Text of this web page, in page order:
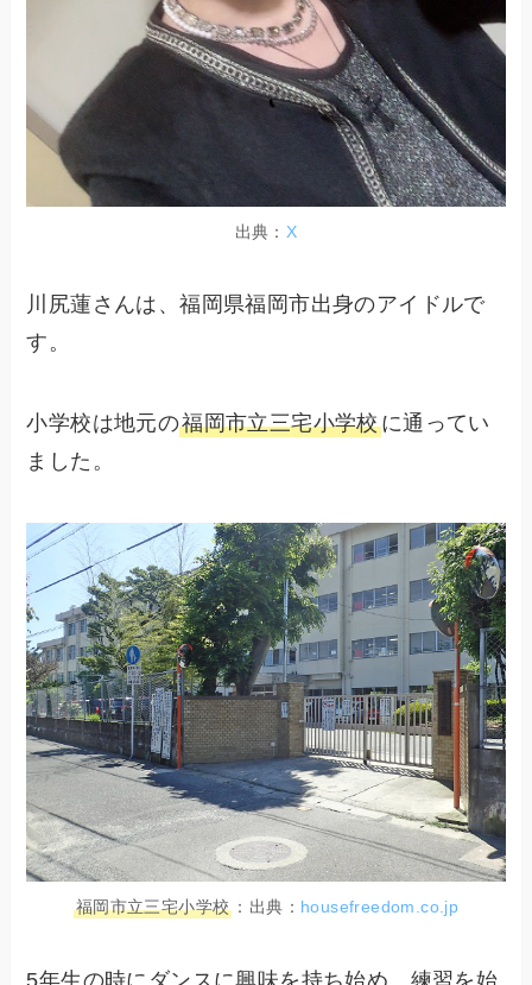
出典： X
川尻蓮さんは、福岡県福岡市出身のアイドルで
す。
小学校は地元の福岡市立三宅小学校に通ってい
ました。
福岡市立三宅小学校 ：出典： housefreedom.co.jp
5年生の時にダンスに興味を持ち始め、練習を始